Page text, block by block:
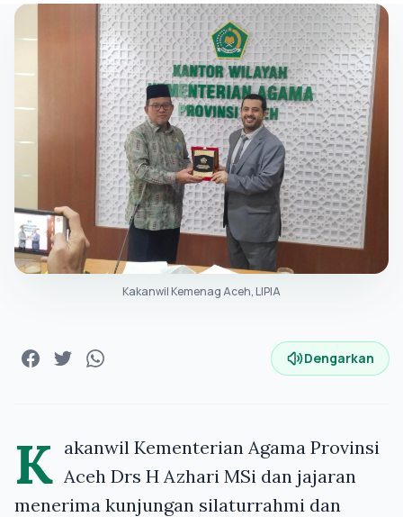
Kakanwil Kemenag Aceh, LIPIA
Dengarkan
K akanwil Kementerian Agama Provinsi
Aceh Drs H Azhari MSi dan jajaran
menerima kunjungan silaturrahmi dan